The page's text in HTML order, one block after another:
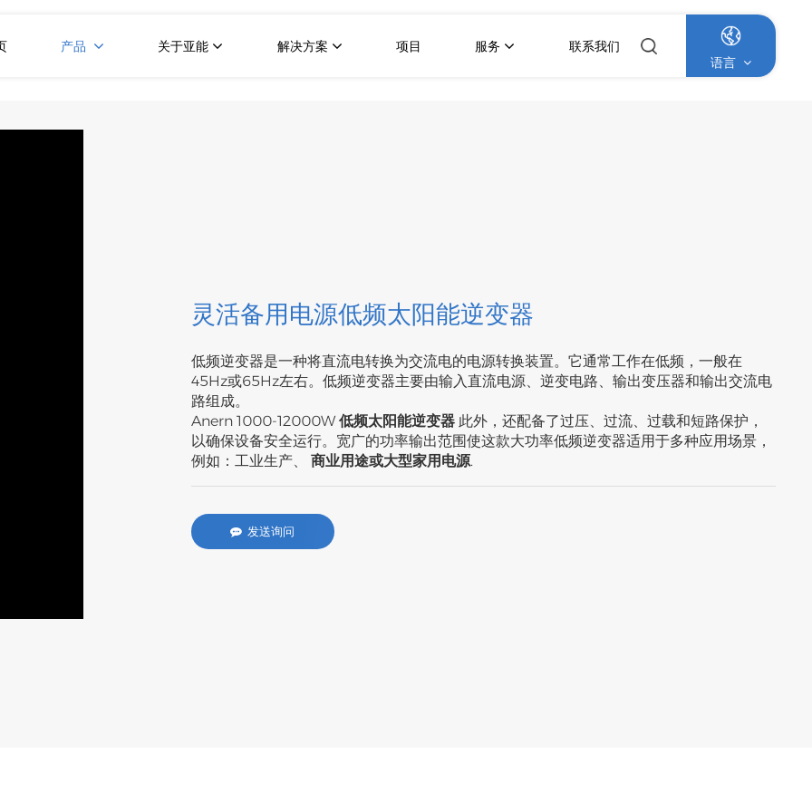
产品 关于亚能 解决方案 项目 服务
联系我们
语言
Português
اللغة العربية
灵活备用电源低频太阳能逆变器
低频逆变器是一种将直流电转换为交流电的电源转换装置。它通常工作在低频，一般在
45Hz或65Hz左右。低频逆变器主要由输入直流电源、逆变电路、输出变压器和输出交流电
路组成。
Anern 1000-12000W 低频太阳能逆变器此外，还配备了过压、过流、过载和短路保护，
以确保设备安全运行。宽广的功率输出范围使这款大功率低频逆变器适用于多种应用场景，
例如：工业生产、 商业用途或大型家用电源.
发送询问